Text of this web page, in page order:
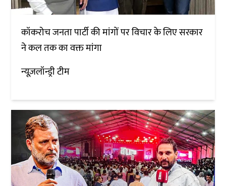
कॉकरोच जनता पार्टी की मांगों पर विचार के लिए सरकार
ने कल तक का वक्त मांगा
न्यूज़लॉन्ड्री टीम